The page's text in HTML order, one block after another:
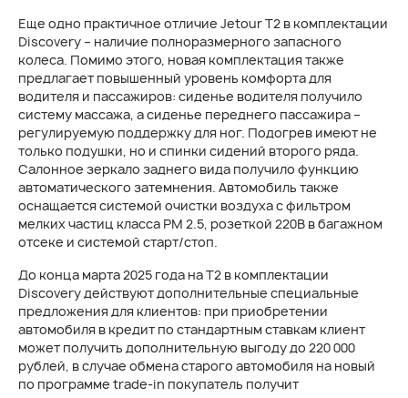
Еще одно практичное отличие Jetour T2 в комплектации
Discovery – наличие полноразмерного запасного
колеса. Помимо этого, новая комплектация также
предлагает повышенный уровень комфорта для
водителя и пассажиров: сиденье водителя получило
систему массажа, а сиденье переднего пассажира –
регулируемую поддержку для ног. Подогрев имеют не
только подушки, но и спинки сидений второго ряда.
Салонное зеркало заднего вида получило функцию
автоматического затемнения. Автомобиль также
оснащается системой очистки воздуха с фильтром
мелких частиц класса РМ 2.5, розеткой 220В в багажном
отсеке и системой старт/стоп.
До конца марта 2025 года на T2 в комплектации
Discovery действуют дополнительные специальные
предложения для клиентов: при приобретении
автомобиля в кредит по стандартным ставкам клиент
может получить дополнительную выгоду до 220 000
рублей, в случае обмена старого автомобиля на новый
по программе trade-in покупатель получит